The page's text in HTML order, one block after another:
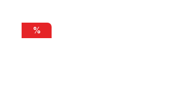
28 x 1 1/2 40-635 Reifen rot
%